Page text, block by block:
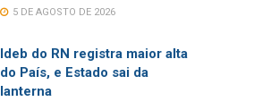
5 DE AGOSTO DE 2026
Ideb do RN registra maior alta
do País, e Estado sai da
lanterna